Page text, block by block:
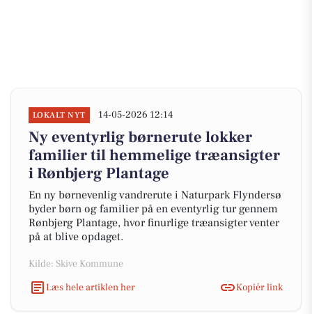
LOKALT NYT 14-05-2026 12:14
Ny eventyrlig børnerute lokker
familier til hemmelige træansigter
i Rønbjerg Plantage
En ny børnevenlig vandrerute i Naturpark Flyndersø
byder børn og familier på en eventyrlig tur gennem
Rønbjerg Plantage, hvor finurlige træansigter venter
på at blive opdaget.
Kilde: Skive Kommune
Læs hele artiklen her
Kopiér link